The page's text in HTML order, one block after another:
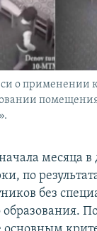
о применении
помещения
месяца в
по
без
образования.